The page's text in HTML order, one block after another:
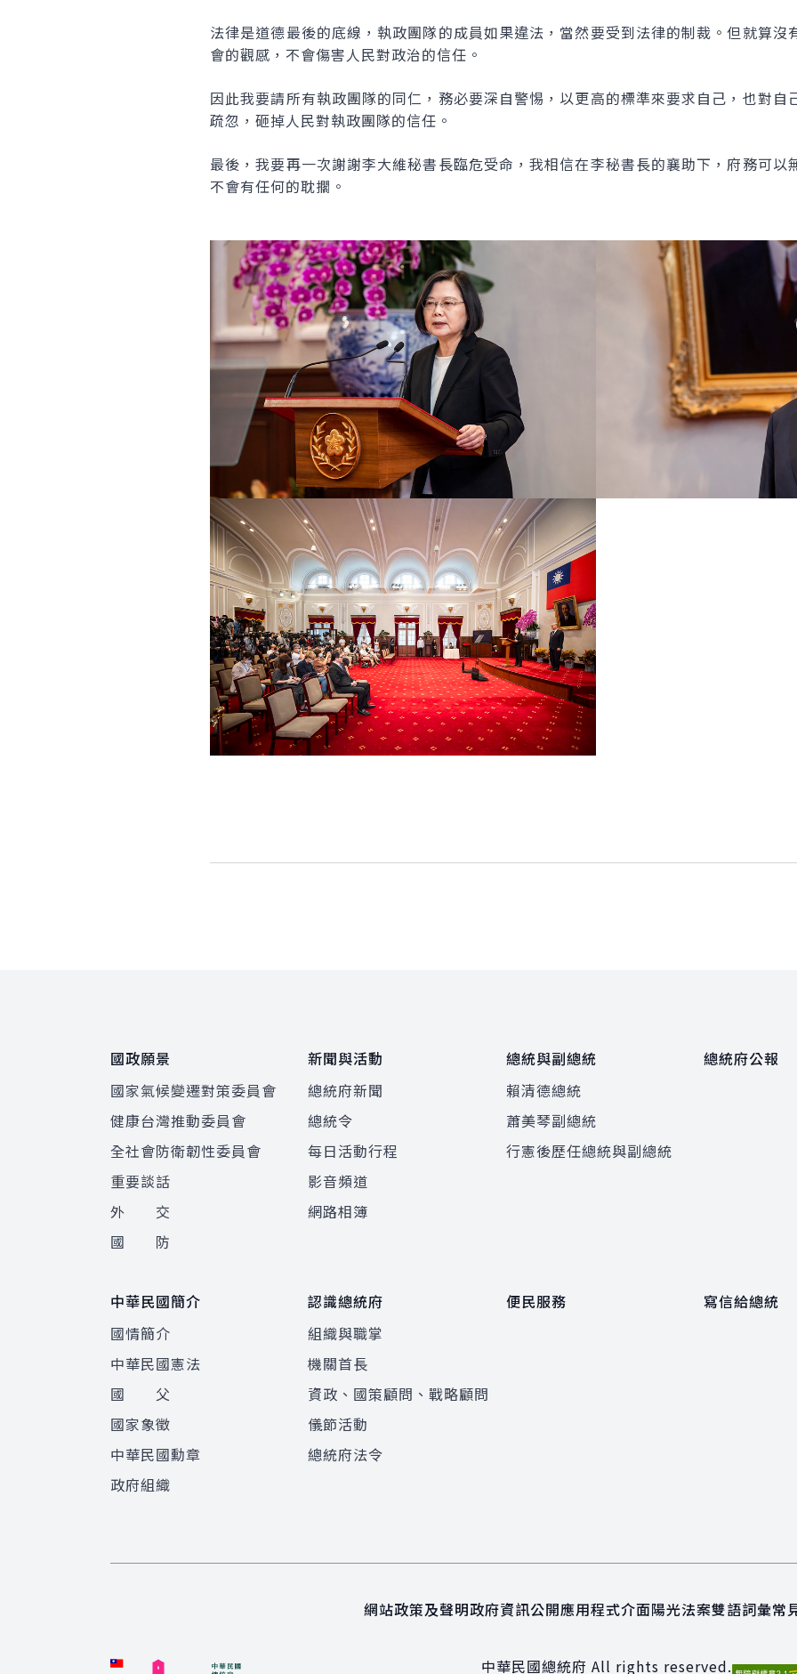
法律是道德最後的底線，執政團隊的成員如果違法，當然要受到法律的制裁。但就算沒
會的觀感，不會傷害人民對政治的信任。
因此我要請所有執政團隊的同仁，務必要深自警惕，以更高的標準來要求自己，也對自
疏忽，砸掉人民對執政團隊的信任。
最後，我要再一次謝謝李大維秘書長臨危受命，我相信在李秘書長的襄助下，府務可以
不會有任何的耽擱。
國政願景
國家氣候變遷對策委員會
健康台灣推動委員會
全社會防衛韌性委員會
重要談話
外 交
國 防
新聞與活動
總統府新聞
總統令
每日活動行程
影音頻道
網路相簿
總統與副總統
賴清德總統
蕭美琴副總統
行憲後歷任總統與副總統
總統府公報
中華民國簡介
國情簡介
中華民國憲法
國 父
國家象徵
中華民國勳章
政府組織
認識總統府
組織與職掌
機關首長
資政、國策顧問、戰略顧問
儀節活動
總統府法令
便民服務 寫信給總統
網站政策及聲明政府資訊公開應用程式介面陽光法案雙語詞彙常
中華民國總統府 All rights reserved.